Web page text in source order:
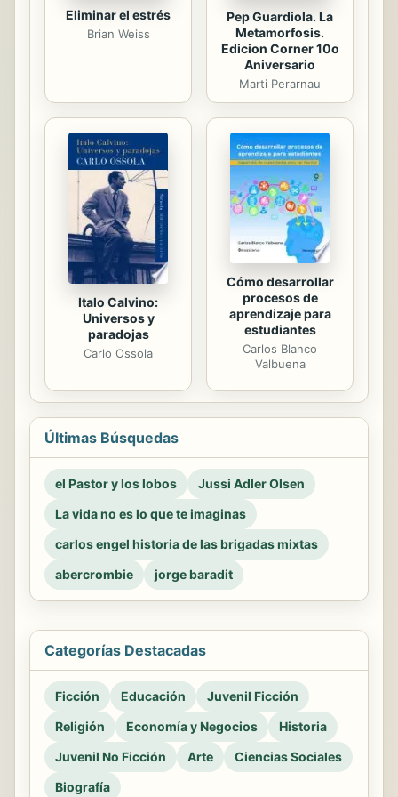
Eliminar el estrés
Brian Weiss
Pep Guardiola. La
Metamorfosis.
Edicion Corner 10o
Aniversario
Marti Perarnau
Italo Calvino:
Universos y
paradojas
Carlo Ossola
Cómo desarrollar
procesos de
aprendizaje para
estudiantes
Carlos Blanco
Valbuena
Últimas Búsquedas
el Pastor y los lobos
Jussi Adler Olsen
La vida no es lo que te imaginas
carlos engel historia de las brigadas mixtas
abercrombie
jorge baradit
Categorías Destacadas
Ficción Educación
Juvenil Ficción
Religión
Economía y Negocios
Historia
Juvenil No Ficción
Arte
Ciencias Sociales
Biografía